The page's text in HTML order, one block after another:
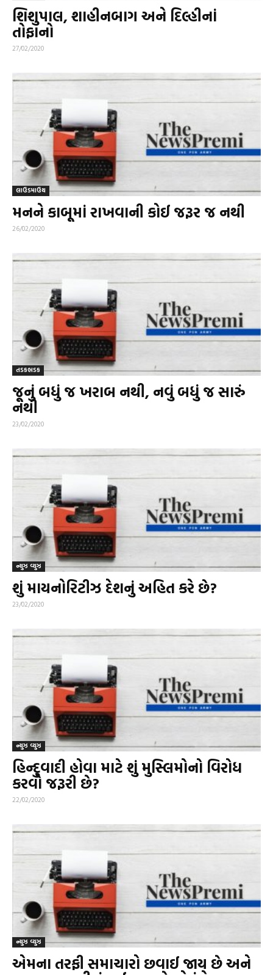
શિશુપાલ, શાહીનબાગ અને દિલ્હીનાં
તોફાનો
27/02/2020
લાઉડમાઉથ
મનને કાબૂમાં રાખવાની કોઈ જરૂર જ નથી
26/02/2020
તડકભડક
જૂનું બધું જ ખરાબ નથી, નવું બધું જ સારું
નથી
23/02/2020
ન્યુઝ વ્યુઝ
શું માયનોરિટીઝ દેશનું અહિત કરે છે?
23/02/2020
ન્યુઝ વ્યુઝ
હિન્દુવાદી હોવા માટે શું મુસ્લિમોનો વિરોધ
કરવો જરૂરી છે?
22/02/2020
ન્યુઝ વ્યુઝ
એમના તરફી સમાચારો છવાઈ જાય છે અને